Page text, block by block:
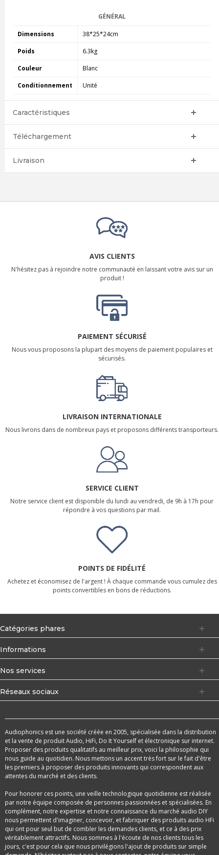
GÉNÉRAL
Dimensions 38*25*24cm
Poids 6.3kg
Couleur Blanc
Conditionnement Unité
Caractéristiques
Téléchargement
Livraison
AVIS CLIENTS
N'hésitez pas à rejoindre notre communauté en laissant votre avis sur un
produit !
PAIEMENT SÉCURISÉ
Nous vous proposons la plupart des moyens de paiement populaires et
sécurisés.
LIVRAISON INTERNATIONALE
Nous livrons dans de nombreux pays et proposons différents transporteurs.
SERVICE CLIENT
Notre service client est disponible du lundi au vendredi, de 9h à 17h pour
répondre à vos questions par mail.
POINTS DE FIDÉLITÉ
Achetez et économisez de l'argent ! À chaque commande vous cumulez des
points convertibles en bons de réductions.
Catégories phares
Informations
Nos services
Réseaux sociaux
Audiophonics est une société créée en 2005, spécialisée dans la distribution
et la vente de produit Audio, HiFi, Do It Yourself et électronique sur internet.
Proposer des produits qualitatifs au meilleur prix, voici la philosophie qui
nous guide au quotidien. Nous mettons un accent très fort sur le fait d'être
les premiers à proposer des produits innovants qui correspondent aux
attentes du marché et des clients.
Pour honorer ces points, une veille technologique quotidienne est réalisée
par notre équipe composée de personnes passionnées et spécialisées. En
complément, notre expertise et notre connaissance du marché audio DIY
nous permettent d'imaginer, concevoir, et fabriquer des produits audio HFi
qui ont pour seul but de combler les demandes clients, et ce à des prix
véritablement attractifs. Nous sommes à l'écoute de nos clients tous les
jours, c'est pour cela que nous privilégions l'ajout de produits sur simple